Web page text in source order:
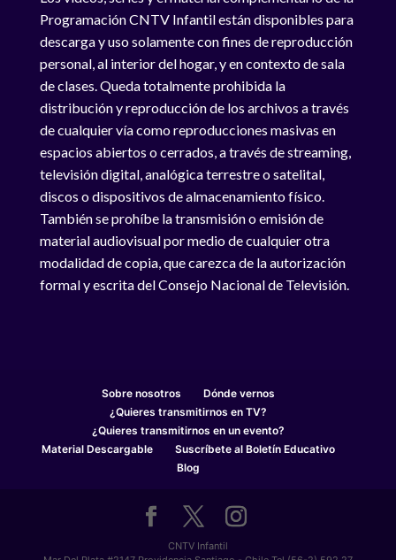
Programación CNTV Infantil están disponibles para
descarga y uso solamente con fines de reproducción
personal, al interior del hogar, y en contexto de sala
de clases. Queda totalmente prohibida la
distribución y reproducción de los archivos a través
de cualquier vía como reproducciones masivas en
espacios abiertos o cerrados, a través de streaming,
televisión digital, analógica terrestre o satelital,
discos o dispositivos de almacenamiento físico.
También se prohíbe la transmisión o emisión de
material audiovisual por medio de cualquier otra
modalidad de copia, que carezca de la autorización
formal y escrita del Consejo Nacional de Televisión.
Sobre nosotros
Dónde vernos
¿Quieres transmitirnos en TV?
¿Quieres transmitirnos en un evento?
Material Descargable
Suscríbete al Boletín Educativo
Blog
CNTV Infantil